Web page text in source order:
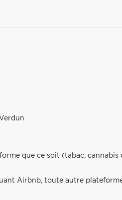
que ce soit (tabac,
Airbnb, toute autre